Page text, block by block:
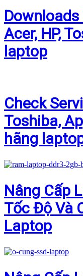
Downloads
Acer, HP,
laptop
Check
Toshiba,
hãng
Nâng Cấp
Tốc Độ Và
Laptop